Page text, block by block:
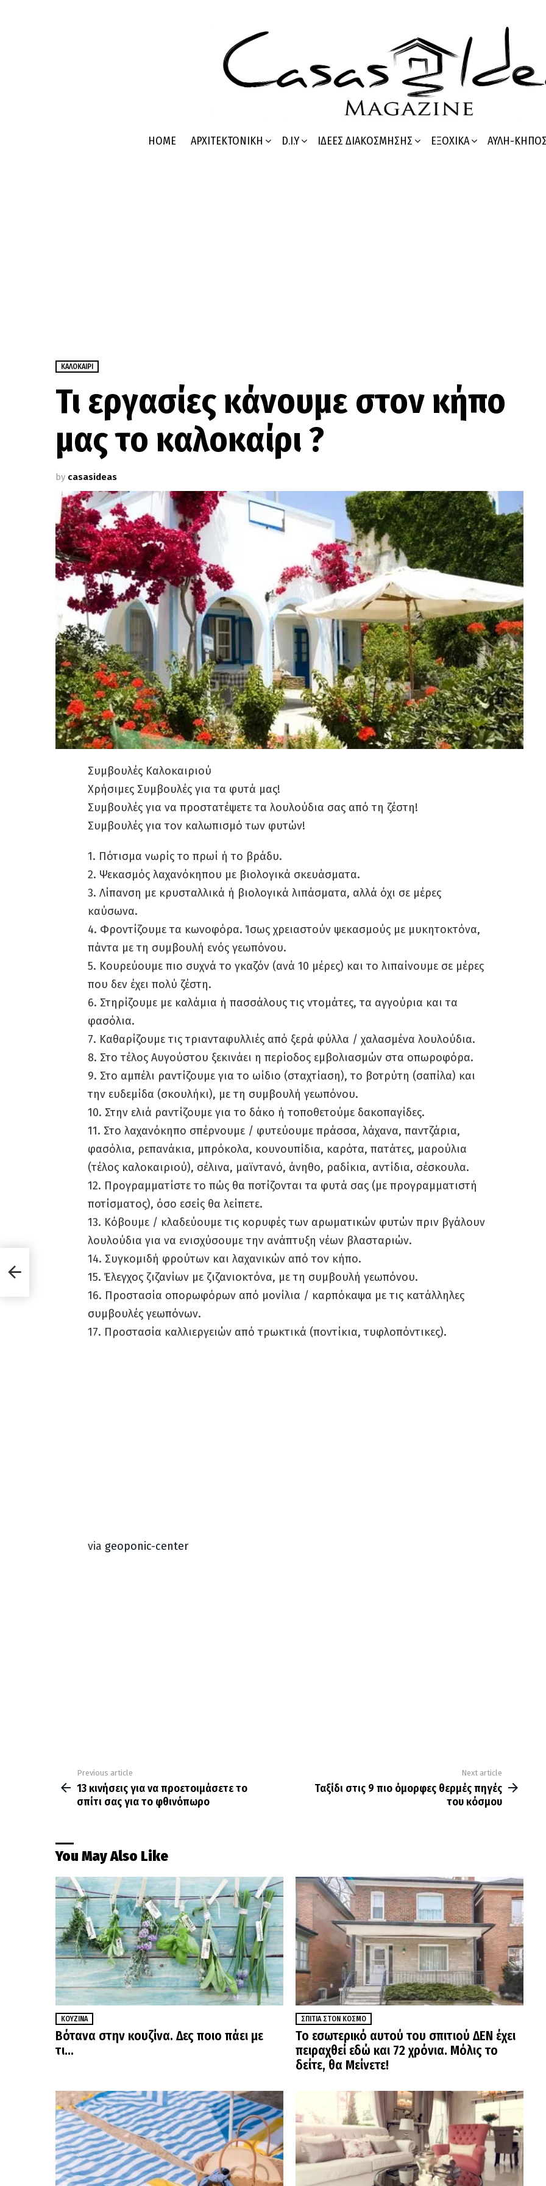
HOME ΑΡΧΙΤΕΚΤΟΝΙΚΉ D.I.Y ΙΔΈΕΣ ΔΙΑΚΌΣΜΗΣΗΣ ΕΞΟΧΙΚΆ ΑΥΛΉ-
ΚΑΛΟΚΑΊΡΙ
Τι εργασίες κάνουμε στον κήπο
μας το καλοκαίρι ?
by casasideas
Συμβουλές Καλοκαιριού
Χρήσιμες Συμβουλές για τα φυτά μας!
Συμβουλές για να προστατέψετε τα λουλούδια σας από τη ζέστη!
Συμβουλές για τον καλωπισμό των φυτών!
1. Πότισμα νωρίς το πρωί ή το βράδυ.
2. Ψεκασμός λαχανόκηπου με βιολογικά σκευάσματα.
3. Λίπανση με κρυσταλλικά ή βιολογικά λιπάσματα, αλλά όχι σε μέρες
καύσωνα.
4. Φροντίζουμε τα κωνοφόρα. Ίσως χρειαστούν ψεκασμούς με μυκητοκτόνα,
πάντα με τη συμβουλή ενός γεωπόνου.
5. Κουρεύουμε πιο συχνά το γκαζόν (ανά 10 μέρες) και το λιπαίνουμε σε μέρες
που δεν έχει πολύ ζέστη.
6. Στηρίζουμε με καλάμια ή πασσάλους τις ντομάτες, τα αγγούρια και τα
φασόλια.
7. Καθαρίζουμε τις τριανταφυλλιές από ξερά φύλλα / χαλασμένα λουλούδια.
8. Στο τέλος Αυγούστου ξεκινάει η περίοδος εμβολιασμών στα οπωροφόρα.
9. Στο αμπέλι ραντίζουμε για το ωίδιο (σταχτίαση), το βοτρύτη (σαπίλα) και
την ευδεμίδα (σκουλήκι), με τη συμβουλή γεωπόνου.
10. Στην ελιά ραντίζουμε για το δάκο ή τοποθετούμε δακοπαγίδες.
11. Στο λαχανόκηπο σπέρνουμε / φυτεύουμε πράσσα, λάχανα, παντζάρια,
φασόλια, ρεπανάκια, μπρόκολα, κουνουπίδια, καρότα, πατάτες, μαρούλια
(τέλος καλοκαιριού), σέλινα, μαϊντανό, άνηθο, ραδίκια, αντίδια, σέσκουλα.
12. Προγραμματίστε το πώς θα ποτίζονται τα φυτά σας (με προγραμματιστή
ποτίσματος), όσο εσείς θα λείπετε.
13. Κόβουμε / κλαδεύουμε τις κορυφές των αρωματικών φυτών πριν βγάλουν
λουλούδια για να ενισχύσουμε την ανάπτυξη νέων βλασταριών.
14. Συγκομιδή φρούτων και λαχανικών από τον κήπο.
15. Έλεγχος ζιζανίων με ζιζανιοκτόνα, με τη συμβουλή γεωπόνου.
16. Προστασία οπορωφόρων από μονίλια / καρπόκαψα με τις κατάλληλες
συμβουλές γεωπόνων.
17. Προστασία καλλιεργειών από τρωκτικά (ποντίκια, τυφλοπόντικες).
via geoponic-center
more
Previous article
13 κινήσεις για να προετοιμάσετε το
σπίτι σας για το φθινόπωρο
Next article
Ταξίδι στις 9 πιο όμορφες θερμές πηγές
του κόσμου
You May Also Like
ΚΟΥΖΊΝΑ
Βότανα στην κουζίνα. Δες ποιο πάει με
τι…
ΣΠΊΤΙΑ ΣΤΟΝ ΚΌΣΜΟ
Το εσωτερικό αυτού του σπιτιού ΔΕΝ έχει
πειραχθεί εδώ και 72 χρόνια. Μόλις το
δείτε, θα Μείνετε!